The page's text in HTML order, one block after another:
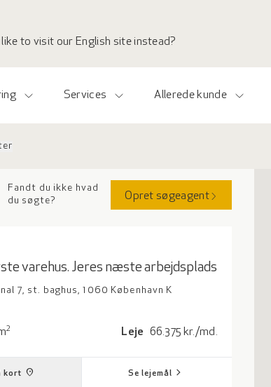
like to visit our English site instead?
Services Allerede kunde
Fandt du ikke hvad
du søgte?
Opret søgeagent
varehus. Jeres næste arbejdsplads
7, st. baghus, 1060 København K
meter
2 Leje: 66375 kroner per måned
Leje 66.375 kr./md.
kort place Se lejemål chevron_right